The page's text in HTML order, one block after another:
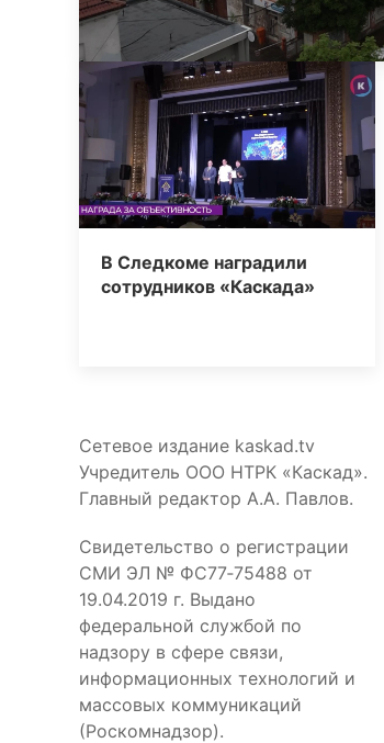
В Следкоме наградили
сотрудников «Каскада»
Сетевое издание kaskad.tv
Учредитель ООО НТРК «Каскад».
Главный редактор А.А. Павлов.
Свидетельство о регистрации
СМИ ЭЛ № ФС77‑75488 от
19.04.2019 г. Выдано
федеральной службой по
надзору в сфере связи,
информационных технологий и
массовых коммуникаций
(Роскомнадзор).